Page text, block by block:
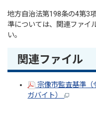
地方自治法第198条の4第3
準については、関連ファイ
い。
関連ファイル
宗像市監査基準（
ガバイト）